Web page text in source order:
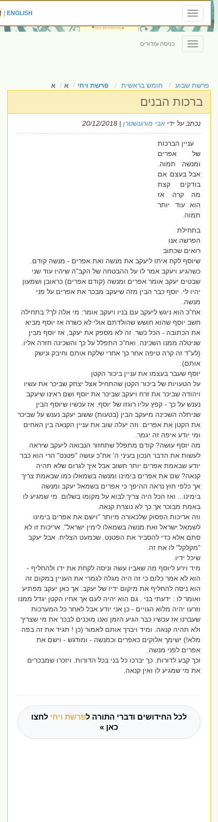
Toggle
navigation
ENGLISH
|
Toggle
navigation
כניסה ומדורים
פרשת שבוע חומש בראשית פרשת ויחי א א
ברכות הבנים
נכתב על ידיאבי מורגנשטרן| 20/12/2018
עניין הברכות
של אפרים
ומנשה תמוה.
אבל בעצם אם
בודקים קצת
מה קרה אז
הוא עוד יותר
תמוה.
בתחילת
הפרשה אנו
רואים שכתוב
שיוסף לקח איתו ליעקב את מנשה ואת אפרים - מנשה קודם.
כשהגיע ויעקב אמר לו על ההבטחה של הקב"ה שיהיו עוד שני
שבטים יעקב אומר אפרים ומנשה (קודם אפרים) כראובן ושמעון
יהיו לי. יוסף כבר הבין מזה שיעקב מבכר את אפרים על פני
מנשה.
אח"כ הוא ניגש ליעקב עם בניו ויעקב אומר: מי אלה לך? בתחילה
חשב יוסף שהוא חושש שהולדתם אולי לא כשרה אז יוסף מביא
את הכתובה - הכל כשר. זה לא מספק את יעקב, אז יוסף מבין
שניטלה ממנו השכינה. ואח"כ התפלל על כך והשכינה חזרה אליו.
(לע"ד זה קרה טיפה אחר כך אחרי שלקח אותם וחיבק ונישק
אותם).
יוסף שעבר בעצמו את עניין ביכור הקטן
על הטעויות של ביכור הקטן שהתחיל אצל יצחק שביכר את עשיו
ויהודה שביכר את זרח ויעקב שביכר את יוסף ושם ראינו שיעקב
נענש על כך - קפץ עליו רוגזו של יוסף. אז עכשיו שיוסף הבין
שניתלה השכינה מיעקב הבין (בטעות) ששוב יעקב נענש על שביכר
את הקטן את אפרים. וזה יעלה שוב את עניין הקנאה בין האחים
ומי יודע איפה זה יגמר.
מה יוסף עושה? קודם מתפלל שתחזור הנבואה ליעקב שיראה
לעשות את הדבר הנכון בעיני ה' אח"כ עושה "פטנט" הרי הוא כבר
יודע שבאמת אפרים יותר חשוב אבל איך לגרום שלא תהיה
קנאה? שם את אפרים בימינו ומנשה בשמאלו כמו שבאמת צריך
אך כלפי חוץ נראה ההיפך כי אפרים בשמאל יעקב ומנשה
בימינו... ואז הכל היה צריך לבוא על מקומו בשלום. מי שמגיע לו
באמת מבוכר אך כך לא נוצרת קנאה.
וזה אריכות הפסוק שלכאורה מיותר "וישם את אפרים בימינו
לשמאל ישראל ואת מנשה בשמאלו לימין ישראל". אריכות זו לא
סתם אלא כדי להסביר את הפטנט. שכמעט הצליח. אבל יעקב
"מקלקל" לו את זה.
שיכל ידיו.
מיד וירע ליוסף מה שאביו עשה וניסה לקחת את ידו ולהחליף -
הוא לא אמר כלום כי זה היה מגלה לגמרי את העניין במקום זה
הוא ניסה להחליף את מיקום ידיו של יעקב. אך כאן יעקב מפתיע
ואומר לו : ידעתי בני . גם הוא יהיה לעם אך אחיו הקטן יגדל ממנו
וזרעו יהיה מלוא הגויים - כן אני יודע אבל לאחר כל המערכות
שעברנו אז עכשיו כבר הגיע הזמן ואנו מוכנים לבכר את מי שצריך
ולא תהיה קנאה. ומיד ויברך אותם לאמור (כן ! תגיד את זה בפה
מלא!) ישימך אלוקים כאפרים וכמנשה - ומודגש - וישם את
אפרים לפני מנשה.
וכך קבע לדורות. כך יברכו כל בני בכל הדורות. ויזכרו שמבכרים
את מי שמגיע לו ואין קנאה.
לכל החידושים ודברי התורה לפרשת ויחילחצו
כאן »